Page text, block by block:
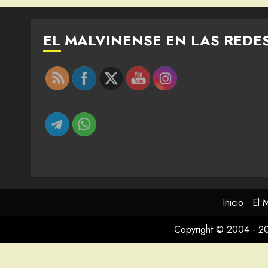
EL MALVINENSE EN LAS
Inicio
El
Copyright © 2004 -